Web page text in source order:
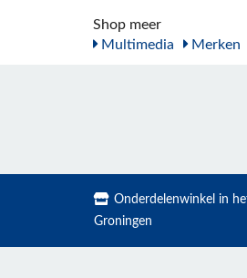
Shop meer
Multimedia
Merken
Onderdelenwinkel in
Groningen